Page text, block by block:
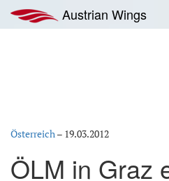
Inhalt
springen
Austrian Wings
Österreich– 19.03.2012
ÖLM in Graz